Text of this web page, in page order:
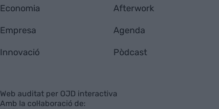
Economia
Empresa
Innovació
Afterwork
Agenda
Pòdcast
Web auditat per OJD interactiva
Amb la col·laboració de: